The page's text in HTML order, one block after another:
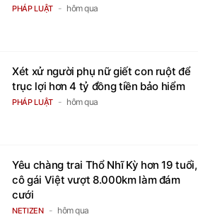
PHÁP LUẬT hôm qua
Xét xử người phụ nữ giết con ruột để
trục lợi hơn 4 tỷ đồng tiền bảo hiểm
PHÁP LUẬT hôm qua
Yêu chàng trai Thổ Nhĩ Kỳ hơn 19 tuổi,
cô gái Việt vượt 8.000km làm đám
cưới
NETIZEN hôm qua